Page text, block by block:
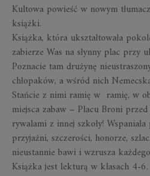
Kultowa powieść w nowym
książki.
Książka, która ukształtowała
zabierze Was na słynny plac przy
Poznacie tam drużynę
chłopaków, a wśród nich
Stańcie z nimi ramię w ramię, w
miejsca zabaw – Placu Broni
rywalami z innej szkoły!
przyjaźni, szczerości, honorze,
nieustannie bawi i wzrusza
Książka jest lekturą w klasach 4-6.